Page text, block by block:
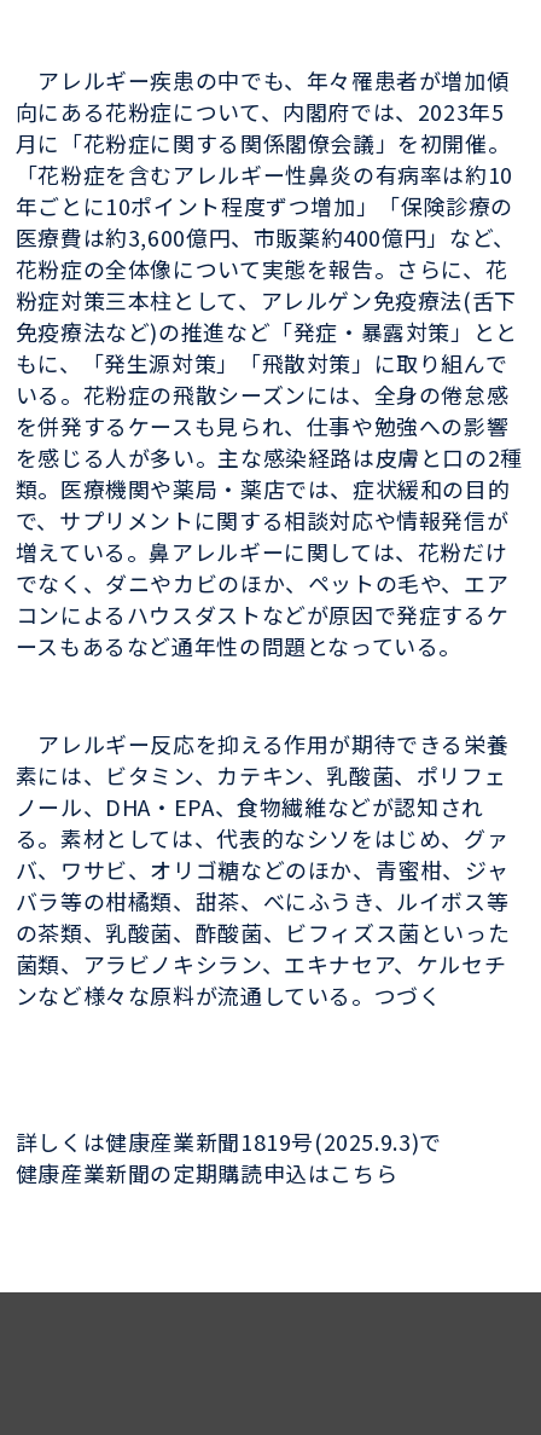
アレルギー疾患の中でも、年々罹患者が増加傾
向にある花粉症について、内閣府では、2023年5
月に「花粉症に関する関係閣僚会議」を初開催。
「花粉症を含むアレルギー性鼻炎の有病率は約10
年ごとに10ポイント程度ずつ増加」「保険診療の
医療費は約3,600億円、市販薬約400億円」など、
花粉症の全体像について実態を報告。さらに、花
粉症対策三本柱として、アレルゲン免疫療法(舌下
免疫療法など)の推進など「発症・暴露対策」とと
もに、「発生源対策」「飛散対策」に取り組んで
いる。花粉症の飛散シーズンには、全身の倦怠感
を併発するケースも見られ、仕事や勉強への影響
を感じる人が多い。主な感染経路は皮膚と口の2種
類。医療機関や薬局・薬店では、症状緩和の目的
で、サプリメントに関する相談対応や情報発信が
増えている。鼻アレルギーに関しては、花粉だけ
でなく、ダニやカビのほか、ペットの毛や、エア
コンによるハウスダストなどが原因で発症するケ
ースもあるなど通年性の問題となっている。
アレルギー反応を抑える作用が期待できる栄養
素には、ビタミン、カテキン、乳酸菌、ポリフェ
ノール、DHA・EPA、食物繊維などが認知され
る。素材としては、代表的なシソをはじめ、グァ
バ、ワサビ、オリゴ糖などのほか、青蜜柑、ジャ
バラ等の柑橘類、甜茶、べにふうき、ルイボス等
の茶類、乳酸菌、酢酸菌、ビフィズス菌といった
菌類、アラビノキシラン、エキナセア、ケルセチ
ンなど様々な原料が流通している。つづく
詳しくは健康産業新聞1819号(2025.9.3)で
健康産業新聞の定期購読申込はこちら